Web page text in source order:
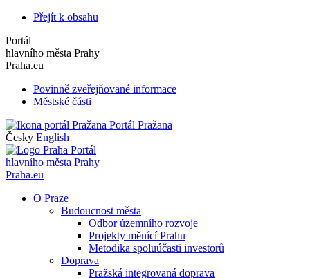
Přejít k obsahu
Portál
hlavního města Prahy
Praha.eu
Povinně zveřejňované informace
Městské části
Portál Pražana
Česky English
Portál
hlavního města Prahy
Praha.eu
O Praze
Budoucnost města
Odbor územního rozvoje
Projekty měnící Prahu
Metodika spoluúčasti investorů
Doprava
Pražská integrovaná doprava